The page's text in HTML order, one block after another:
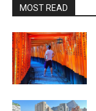
MOST READ